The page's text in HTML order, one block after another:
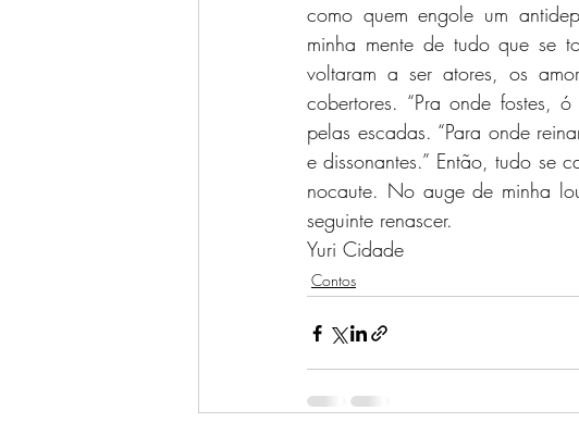
como quem engole um
minha mente de tudo que se
voltaram a ser atores, os
cobertores. “Pra onde fostes,
pelas escadas. “Para onde
e dissonantes.” Então, tudo se
nocaute. No auge de minha
seguinte renascer.
Yuri Cidade
Contos